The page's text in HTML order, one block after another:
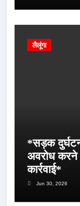
लैलूंगा
*सड़क
अवरोध करने
कार्रवाई*
Jun 30, 2026